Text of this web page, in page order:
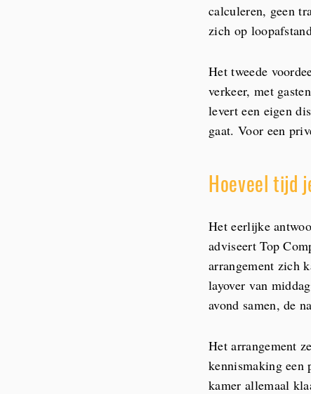
calculeren, geen
zich op
Het tweede
verkeer, met
levert een eigen
gaat. Voor een
Hoeveel tijd
Het eerlijke
adviseert Top
arrangement zich
layover van
avond samen, de
Het arrangement
kennismaking een
kamer allemaal